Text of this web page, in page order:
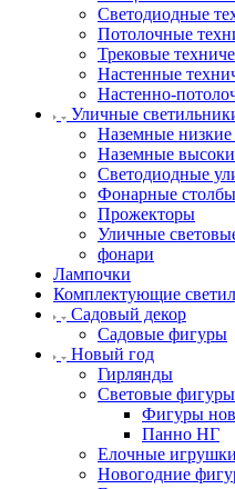
Светодиодные
Потолочные
Трековые
Настенные
Настенно-
Уличные
Наземные
Наземные
Светодиодные
Фонарные столбы
Прожекторы
Уличные
фонари
Лампочки
Комплектующие
Садовый декор
Садовые фигуры
Новый год
Гирлянды
Световые фигуры
Фигуры
Панно НГ
Елочные игрушки
Новогодние